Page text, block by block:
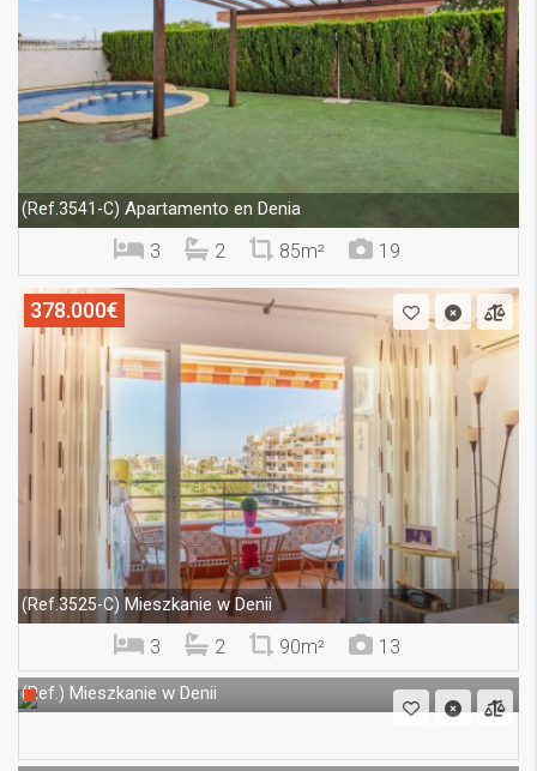
(Ref.3541-C) Apartamento en Denia
3 2 85m² 19
378.000€
(Ref.3525-C) Mieszkanie w Denii
3 2 90m² 13
(Ref.) Mieszkanie w Denii